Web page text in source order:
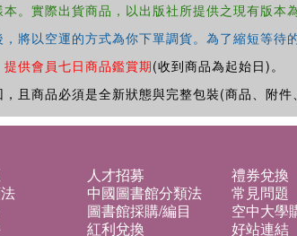
。實際出貨商品，以出版社所提供之現有版本
將以空運的方式為你下單調貨。為了縮短等
提供會員七日商品鑑賞期(收到商品為起始日)。
且商品必須是全新狀態與完整包裝(商品、附件
人才招募 禮券兌換
中國圖書館分類法 常見問題
圖書館採購/編目 空中大學
紅利兌換 好站連結